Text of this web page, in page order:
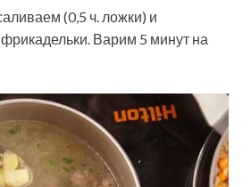
(0,5 ч. ложки) и
Варим 5 минут на